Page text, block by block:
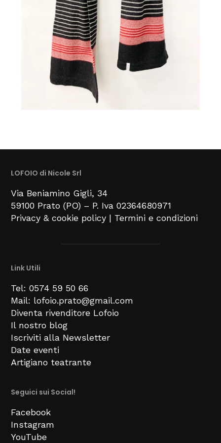
LOFOIO di Nicole Srl
Via Beniamino Gigli, 34
59100 Prato (PO) – P. Iva 02364680971
Privacy & cookie policy | Termini e condizioni
Link Utili
Tel: 0574 59 50 66
Mail: lofoio.prato@gmail.com
Diventa rivenditore Lofoio
Il nostro blog
Iscriviti alla Newsletter
Date eventi
Artigiano teatrante
Seguici sui Social!
Facebook
Instagram
YouTube